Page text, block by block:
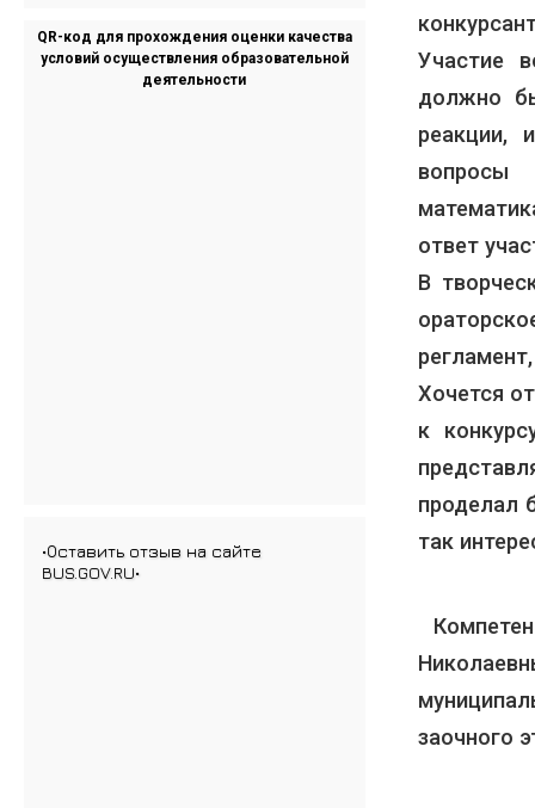
Участие
должно
реакции,
вопросы
ответ
В
Хочется
к
проделал
так
заочного
QR-код для прохождения оценки качества
условий осуществления образовательной
деятельности
•Оставить отзыв на сайте
BUS.GOV.RU•